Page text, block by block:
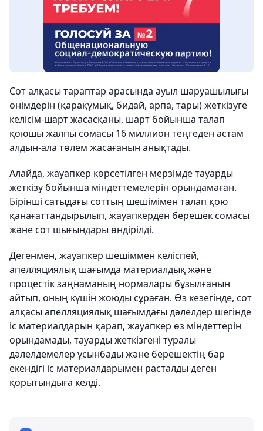
Сот алқасы тараптар арасында ауыл шаруашылығы
өнімдерін (қарақұмық, бидай, арпа, тары) жеткізуге
келісім-шарт жасасқаны, шарт бойынша талап
қоюшы жалпы сомасы 16 миллион теңгеден астам
алдын-ала төлем жасағанын анықтады.
Алайда, жауапкер көрсетілген мерзімде тауарды
жеткізу бойынша міндеттемелерін орындамаған.
Бірінші сатыдағы соттың шешімімен талап қою
қанағаттандырылып, жауапкерден берешек сомасы
және сот шығындары өндірілді.
Дегенмен, жауапкер шешіммен келіспей,
апелляциялық шағымда материалдық және
процестік заңнаманың нормалары бұзылғанын
айтып, оның күшін жоюды сұраған. Өз кезегінде, сот
алқасы апелляциялық шағымдағы дәлелдер шегінде
іс материалдарын қарап, жауапкер өз міндеттерін
орындамады, тауарды жеткізгені туралы
дәлелдемелер ұсынбады және берешектің бар
екендігі іс материалдарымен расталды деген
қорытындыға келді.